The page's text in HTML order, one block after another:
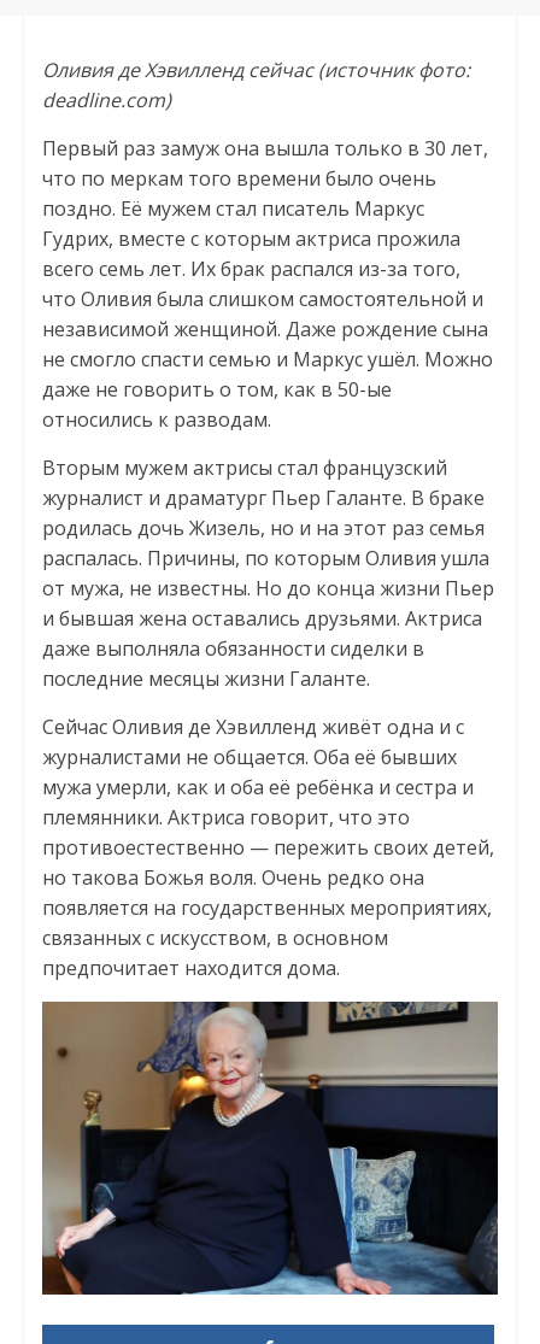
Оливия де Хэвилленд сейчас (источник фото:
deadline.com)
Первый раз замуж она вышла только в 30 лет,
что по меркам того времени было очень
поздно. Её мужем стал писатель Маркус
Гудрих, вместе с которым актриса прожила
всего семь лет. Их брак распался из-за того,
что Оливия была слишком самостоятельной и
независимой женщиной. Даже рождение сына
не смогло спасти семью и Маркус ушёл. Можно
даже не говорить о том, как в 50-ые
относились к разводам.
Вторым мужем актрисы стал французский
журналист и драматург Пьер Галанте. В браке
родилась дочь Жизель, но и на этот раз семья
распалась. Причины, по которым Оливия ушла
от мужа, не известны. Но до конца жизни Пьер
и бывшая жена оставались друзьями. Актриса
даже выполняла обязанности сиделки в
последние месяцы жизни Галанте.
Сейчас Оливия де Хэвилленд живёт одна и с
журналистами не общается. Оба её бывших
мужа умерли, как и оба её ребёнка и сестра и
племянники. Актриса говорит, что это
противоестественно — пережить своих детей,
но такова Божья воля. Очень редко она
появляется на государственных мероприятиях,
связанных с искусством, в основном
предпочитает находится дома.